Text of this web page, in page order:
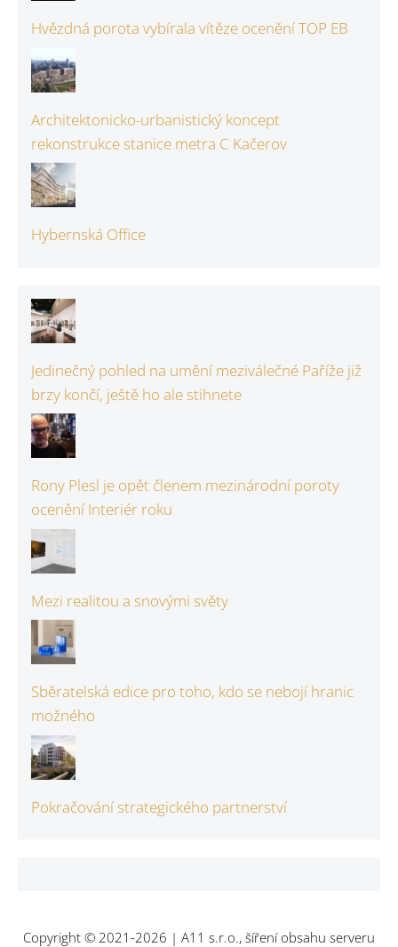
Hvězdná porota vybírala vítěze ocenění TOP EB
Architektonicko-urbanistický koncept
rekonstrukce stanice metra C Kačerov
Hybernská Office
Jedinečný pohled na umění meziválečné Paříže již
brzy končí, ještě ho ale stihnete
Rony Plesl je opět členem mezinárodní poroty
ocenění Interiér roku
Mezi realitou a snovými světy
Sběratelská edice pro toho, kdo se nebojí hranic
možného
Pokračování strategického partnerství
Copyright © 2021-2026 | A11 s.r.o., šíření obsahu serveru